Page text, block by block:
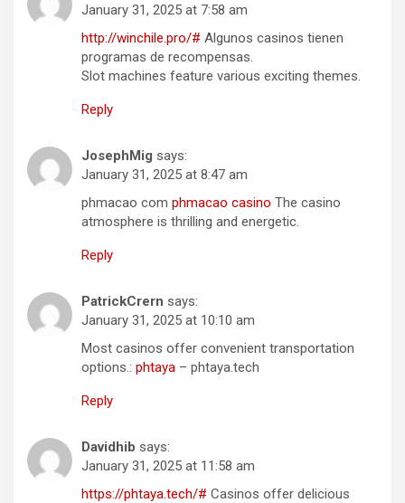
January 31, 2025 at 7:58 am
http://winchile.pro/# Algunos casinos tienen
programas de recompensas.
Slot machines feature various exciting themes.
Reply
JosephMig says:
January 31, 2025 at 8:47 am
phmacao com phmacao casino The casino
atmosphere is thrilling and energetic.
Reply
PatrickCrern says:
January 31, 2025 at 10:10 am
Most casinos offer convenient transportation
options.: phtaya – phtaya.tech
Reply
Davidhib says:
January 31, 2025 at 11:58 am
https://phtaya.tech/# Casinos offer delicious